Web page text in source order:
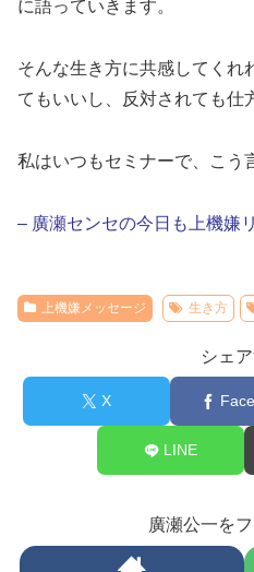
に語っていきます。
そんな生き方に共感してくれ
てもいいし、反対されても仕
私はいつもセミナーで、こう
– 廣瀬センセの今日も上機嫌
上機嫌メッセージ 生き方
シェ
X
LINE
廣瀬公一を